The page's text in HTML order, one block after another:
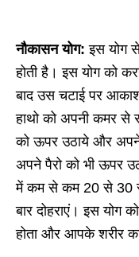
नौकासन योग: इस योग
होती है। इस योग को
बाद उस चटाई पर
हाथो को अपनी कमर से
को ऊपर उठाये और
अपने पैरो को भी ऊपर
में कम से कम 20 से 30
बार दोहराएं। इस योग
होता और आपके शरीर